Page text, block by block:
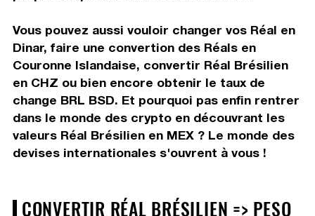
Vous pouvez aussi vouloir changer vos Réal en
Dinar, faire une convertion des Réals en
Couronne Islandaise, convertir Réal Brésilien
en CHZ ou bien encore obtenir le taux de
change BRL BSD. Et pourquoi pas enfin rentrer
dans le monde des crypto en découvrant les
valeurs Réal Brésilien en MEX ? Le monde des
devises internationales s'ouvrent à vous !
CONVERTIR RÉAL BRÉSILIEN => PESO